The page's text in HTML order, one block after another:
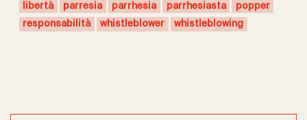
libertà
parresia parrhesia parrhesiasta
popper
responsabilità
whistleblower whistleblowing